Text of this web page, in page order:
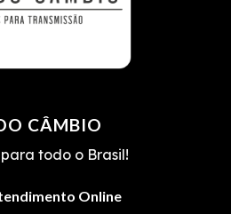
CÂMBIO
todo o Brasil!
Online